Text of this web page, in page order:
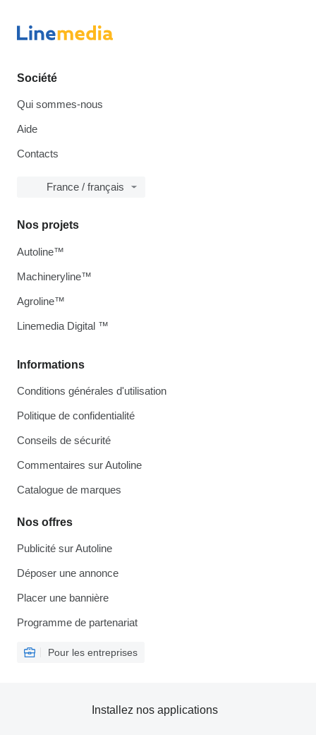
Société
Qui sommes-nous
Aide
Contacts
France / français
Informations
Conditions générales d'utilisation
Politique de confidentialité
Conseils de sécurité
Commentaires sur Autoline
Catalogue de marques
Nos offres
Publicité sur Autoline
Déposer une annonce
Placer une bannière
Programme de partenariat
Pour les entreprises
Nos projets
Autoline™
Machineryline™
Agroline™
Linemedia Digital ™
Installez nos applications